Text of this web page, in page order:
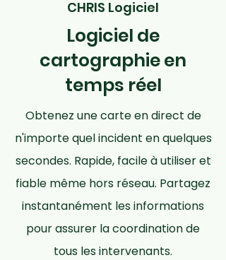
CHRIS Logiciel
Logiciel de
cartographie en
temps réel
Obtenez une carte en direct de
n'importe quel incident en quelques
secondes. Rapide, facile à utiliser et
fiable même hors réseau. Partagez
instantanément les informations
pour assurer la coordination de
tous les intervenants.